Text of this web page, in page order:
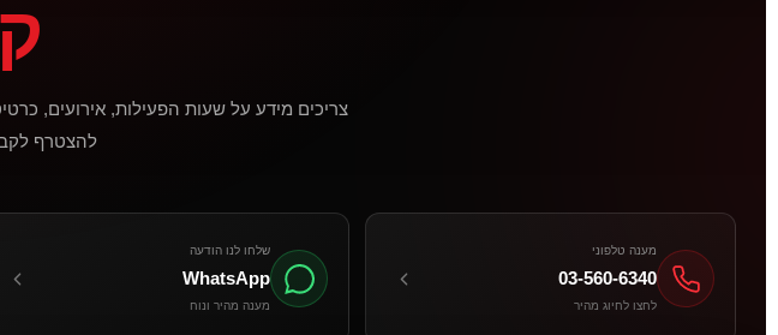
צריכים מידע על שעות הפעילות, אירועים,
להצטרף
מענה טלפוני
03-560-6340
לחצו לחיוג מהיר
שלחו לנו הודעה
WhatsApp
מענה מהיר ונוח